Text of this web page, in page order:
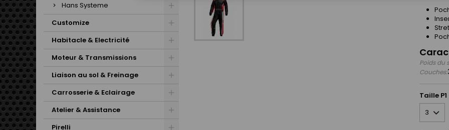
Hans Systeme
Customize
Habitacle & Electricité
Moteur & Transmissions
Liaison au sol & Freinage
Carrosserie & Eclairage
Atelier & Assistance
Pirelli
Poids du
Couches:
Taille P1